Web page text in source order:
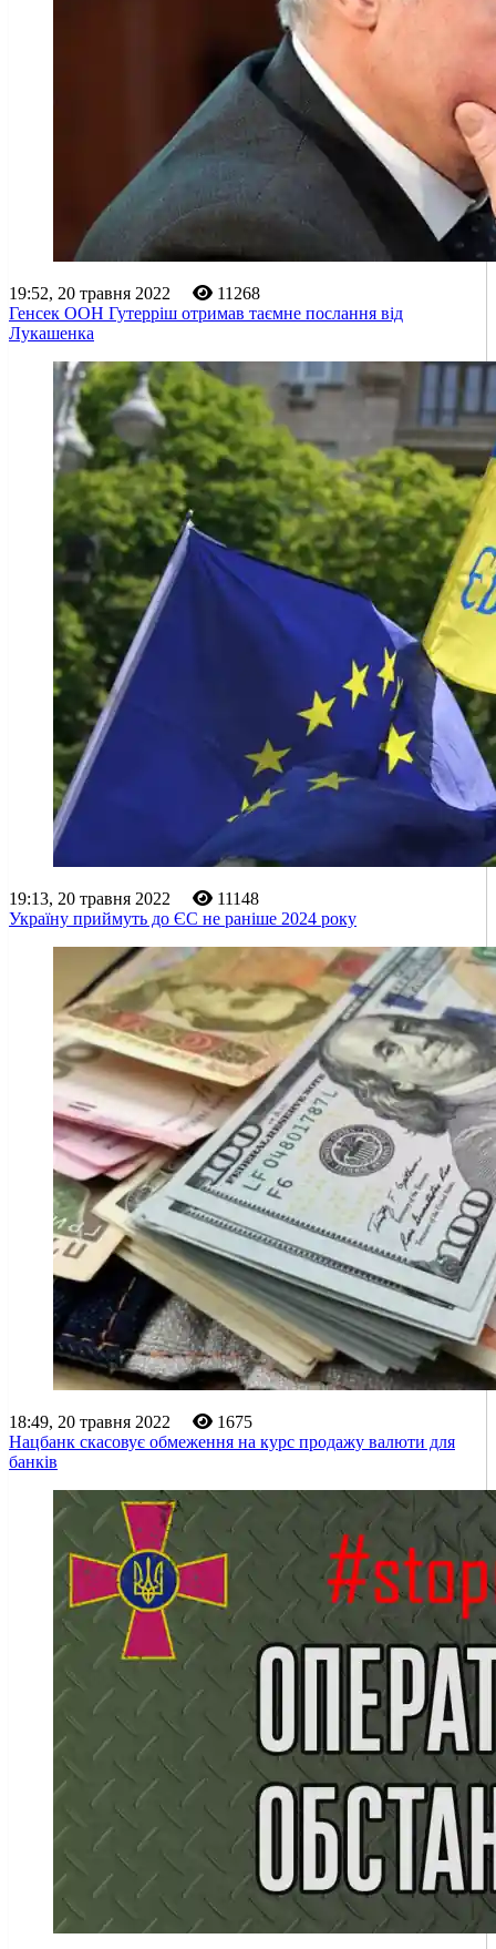
19:52, 20 травня 2022
11268
Генсек ООН Гутерріш отримав таємне послання від
Лукашенка
19:13, 20 травня 2022
11148
Україну приймуть до ЄС не раніше 2024 року
18:49, 20 травня 2022
1675
Нацбанк скасовує обмеження на курс продажу валюти для
банків